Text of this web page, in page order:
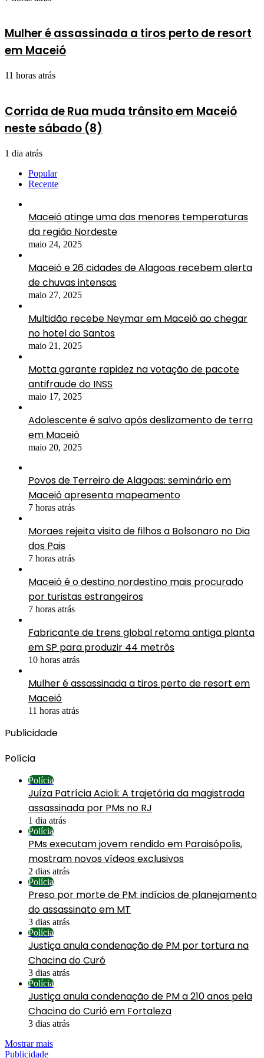
Mulher é assassinada a tiros perto de resort
em Maceió
11 horas atrás
Corrida de Rua muda trânsito em Maceió
neste sábado (8)
1 dia atrás
Popular
Recente
Maceió atinge uma das menores temperaturas
da região Nordeste
maio 24, 2025
Maceió e 26 cidades de Alagoas recebem alerta
de chuvas intensas
maio 27, 2025
Multidão recebe Neymar em Maceió ao chegar
no hotel do Santos
maio 21, 2025
Motta garante rapidez na votação de pacote
antifraude do INSS
maio 17, 2025
Adolescente é salvo após deslizamento de terra
em Maceió
maio 20, 2025
Povos de Terreiro de Alagoas: seminário em
Maceió apresenta mapeamento
7 horas atrás
Moraes rejeita visita de filhos a Bolsonaro no Dia
dos Pais
7 horas atrás
Maceió é o destino nordestino mais procurado
por turistas estrangeiros
7 horas atrás
Fabricante de trens global retoma antiga planta
em SP para produzir 44 metrôs
10 horas atrás
Mulher é assassinada a tiros perto de resort em
Maceió
11 horas atrás
Publicidade
Polícia
Polícia
Juíza Patrícia Acioli: A trajetória da magistrada
assassinada por PMs no RJ
1 dia atrás
Polícia
PMs executam jovem rendido em Paraisópolis,
mostram novos vídeos exclusivos
2 dias atrás
Polícia
Preso por morte de PM: indícios de planejamento
do assassinato em MT
3 dias atrás
Polícia
Justiça anula condenação de PM por tortura na
Chacina do Curó
3 dias atrás
Polícia
Justiça anula condenação de PM a 210 anos pela
Chacina do Curió em Fortaleza
3 dias atrás
Mostrar mais
Publicidade